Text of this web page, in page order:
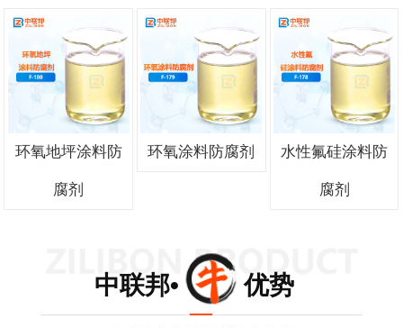
环氧地坪涂料防
腐剂
环氧涂料防腐剂 水性氟硅涂料防
腐剂
中联邦• 优势